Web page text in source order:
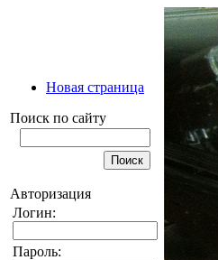
Новая страница
Поиск по сайту
Авторизация
Логин:
Пароль: